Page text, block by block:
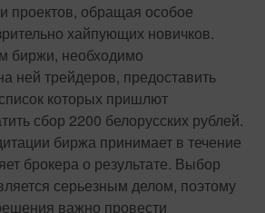
проектов, обращая особое
хайпующих новичков.
биржи, необходимо
ней трейдеров, предоставить
которых пришлют
сбор 2200 белорусских рублей.
биржа принимает в течение
брокера о результате. Выбор
серьезным делом, поэтому
важно провести